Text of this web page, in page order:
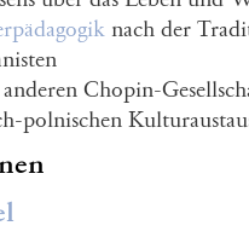
nach der
Chopin-
polnischen